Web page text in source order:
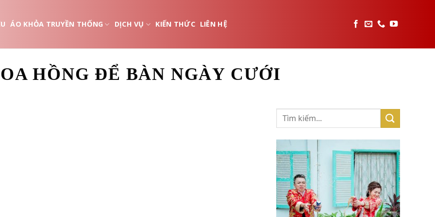
ÁO KHỎA TRUYỀN THỐNG DỊCH VỤ KIẾN THỨC LIÊN HỆ
HỒNG ĐỂ BÀN NGÀY CƯỚI